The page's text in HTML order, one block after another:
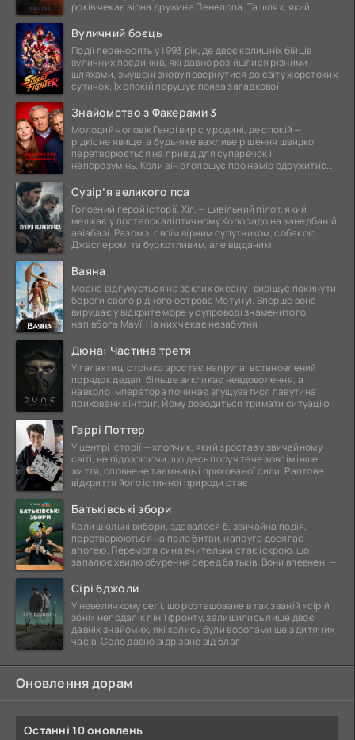
років чекає вірна дружина Пенелопа. Та шлях, який
Вуличний боєць
Події переносять у 1993 рік, де двоє колишніх бійців
вуличних поєдинків, які давно розійшлися різними
шляхами, змушені знову повернутися до світу жорстоких
сутичок. Їх спокій порушує поява загадкової
Знайомство з Факерами 3
Молодий чоловік Генрі виріс у родині, де спокій —
рідкісне явище, а будь-яке важливе рішення швидко
перетворюється на привід для суперечок і
непорозумінь. Коли він оголошує про намір одружитися,
Сузір’я великого пса
Головний герой історії, Хіг, — цивільний пілот, який
мешкає у постапокаліптичному Колорадо на занедбаній
авіабазі. Разом зі своїм вірним супутником, собакою
Джаспером, та буркотливим, але відданим
Ваяна
Моана відгукується на заклик океану і вирішує покинути
береги свого рідного острова Мотунуї. Вперше вона
вирушає у відкрите море у супроводі знаменитого
напівбога Мауї. На них чекає незабутня
Дюна: Частина третя
У галактиці стрімко зростає напруга: встановлений
порядок дедалі більше викликає невдоволення, а
навколо імператора починає згущуватися павутина
прихованих інтриг. Йому доводиться тримати ситуацію
Гаррі Поттер
У центрі історії — хлопчик, який зростав у звичайному
світі, не підозрюючи, що десь поруч тече зовсім інше
життя, сповнене таємниць і прихованої сили. Раптове
відкриття його істинної природи стає
Батьківські збори
Коли шкільні вибори, здавалося б, звичайна подія,
перетворюються на поле битви, напруга досягає
апогею. Перемога сина вчительки стає іскрою, що
запалює хвилю обурення серед батьків. Вони впевнені —
Сірі бджоли
У невеличкому селі, що розташоване в так званій «сірій
зоні» неподалік лінії фронту, залишились лише двоє
давніх знайомих, які колись були ворогами ще з дитячих
часів. Село давно відрізане від благ
Оновлення дорам
Останні 10 оновлень